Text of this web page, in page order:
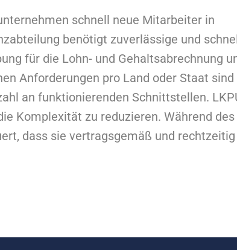
schnell neue Mitarbeiter in
benötigt zuverlässige und
für die Lohn- und Gehaltsabrechnung
Anforderungen pro Land oder Staat sind
an funktionierenden Schnittstellen.
Komplexität zu reduzieren. Während des
dass sie vertragsgemäß und